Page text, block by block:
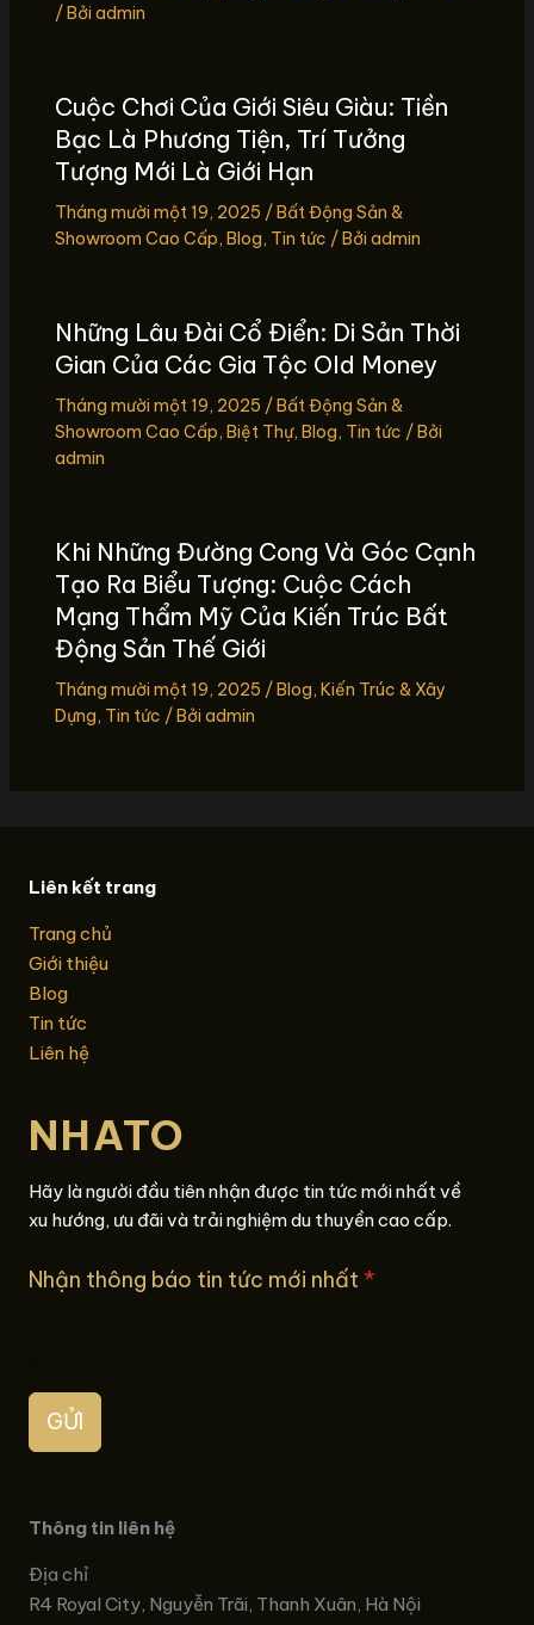
/ Bởi admin
Cuộc Chơi Của Giới Siêu Giàu: Tiền
Bạc Là Phương Tiện, Trí Tưởng
Tượng Mới Là Giới Hạn
Tháng mười một 19, 2025 /Bất Động Sản &
Showroom Cao Cấp, Blog, Tin tức / Bởi admin
Những Lâu Đài Cổ Điển: Di Sản Thời
Gian Của Các Gia Tộc Old Money
Tháng mười một 19, 2025 /Bất Động Sản &
Showroom Cao Cấp, Biệt Thự, Blog, Tin tức / Bởi
admin
Khi Những Đường Cong Và Góc Cạnh
Tạo Ra Biểu Tượng: Cuộc Cách
Mạng Thẩm Mỹ Của Kiến Trúc Bất
Động Sản Thế Giới
Tháng mười một 19, 2025 /Blog, Kiến Trúc & Xây
Dựng, Tin tức / Bởi admin
Liên kết trang
Trang chủ
Giới thiệu
Blog
Tin tức
Liên hệ
NHATO
Hãy là người đầu tiên nhận được tin tức mới nhất về
xu hướng, ưu đãi và trải nghiệm du thuyền cao cấp.
Nhận thông báo tin tức mới nhất *
GỬI
Thông tin liên hệ
Địa chỉ
R4 Royal City, Nguyễn Trãi, Thanh Xuân, Hà Nội